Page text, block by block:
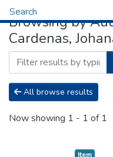
Search
Browsing by
Cardenas,
All browse results
Now showing 1 - 1 of 1
Item